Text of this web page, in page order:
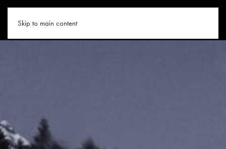
Skip to main content
LEOGANG.CO